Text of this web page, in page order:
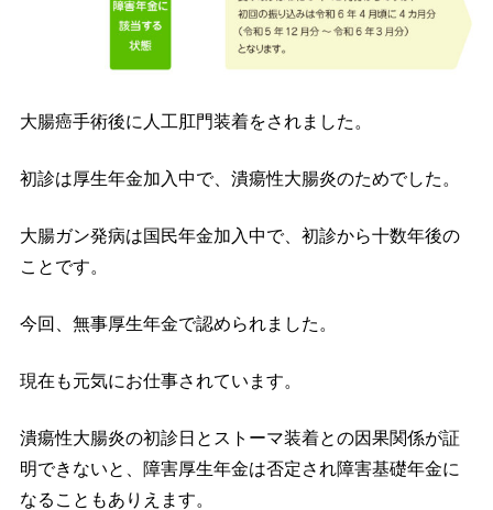
大腸癌手術後に人工肛門装着をされました。
初診は厚生年金加入中で、潰瘍性大腸炎のためでした。
大腸ガン発病は国民年金加入中で、初診から十数年後の
ことです。
今回、無事厚生年金で認められました。
現在も元気にお仕事されています。
潰瘍性大腸炎の初診日とストーマ装着との因果関係が証
明できないと、障害厚生年金は否定され障害基礎年金に
なることもありえます。